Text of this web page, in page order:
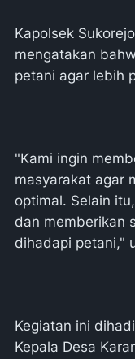
Kapolsek
mengatakan
petani agar lebih
"Kami ingin
masyarakat agar
optimal. Selain
dan memberikan
dihadapi petani,"
Kegiatan ini
Kepala Desa